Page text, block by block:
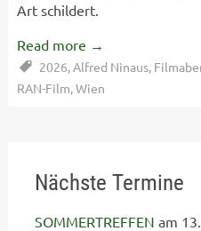
Art schildert.
Read more →
2026,Alfred Ninaus,
RAN-Film,Wien
Nächste Termine
SOMMERTREFFEN am